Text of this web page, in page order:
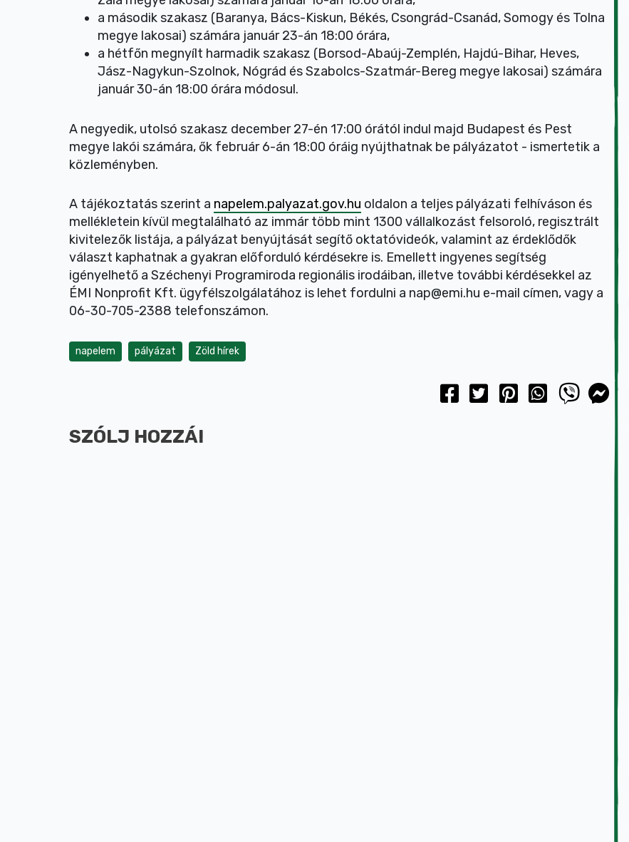
a második szakasz (Baranya, Bács-Kiskun, Békés, Csongrád-Csanád, Somogy és Tolna
megye lakosai) számára január 23-án 18:00 órára,
a hétfőn megnyílt harmadik szakasz (Borsod-Abaúj-Zemplén, Hajdú-Bihar, Heves,
Jász-Nagykun-Szolnok, Nógrád és Szabolcs-Szatmár-Bereg megye lakosai) számára
január 30-án 18:00 órára módosul.
A negyedik, utolsó szakasz december 27-én 17:00 órától indul majd Budapest és Pest
megye lakói számára, ők február 6-án 18:00 óráig nyújthatnak be pályázatot - ismertetik a
közleményben.
A tájékoztatás szerint a napelem.palyazat.gov.hu oldalon a teljes pályázati felhíváson és
mellékletein kívül megtalálható az immár több mint 1300 vállalkozást felsoroló, regisztrált
kivitelezők listája, a pályázat benyújtását segítő oktatóvideók, valamint az érdeklődők
választ kaphatnak a gyakran előforduló kérdésekre is. Emellett ingyenes segítség
igényelhető a Széchenyi Programiroda regionális irodáiban, illetve további kérdésekkel az
ÉMI Nonprofit Kft. ügyfélszolgálatához is lehet fordulni a nap@emi.hu e-mail címen, vagy a
06-30-705-2388 telefonszámon.
napelem pályázat Zöld hírek
SZÓLJ HOZZÁ!